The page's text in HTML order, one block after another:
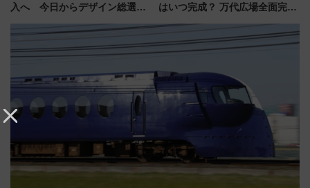
入へ 今日からデザイン総選挙
はいつ完成？ 万代広場全面完成
開発、バスタ新潟構想まで徹底
解説！